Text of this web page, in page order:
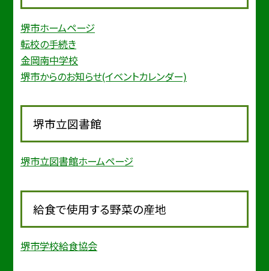
堺市ホームページ
転校の手続き
金岡南中学校
堺市からのお知らせ(イベントカレンダー)
堺市立図書館
堺市立図書館ホームページ
給食で使用する野菜の産地
堺市学校給食協会